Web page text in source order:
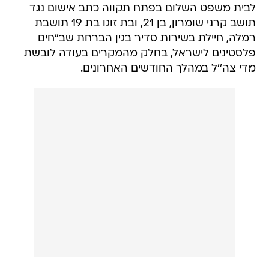
לבית משפט השלום בפתח תקווה כתב אישום נגד
תושב קרני שומרון, בן 21, ובת זוגו בת 19 תושבת
רמלה, חיילת בשירות סדיר בגין הברחת שב"חים
פלסטינים לישראל, בחלק מהמקרים בעודה לובשת
מדי צה''ל במהלך החודשים האחרונים.